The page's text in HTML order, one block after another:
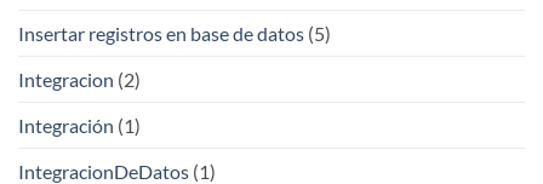
Insertar registros en base de datos (5)
Integracion (2)
Integración (1)
IntegracionDeDatos (1)